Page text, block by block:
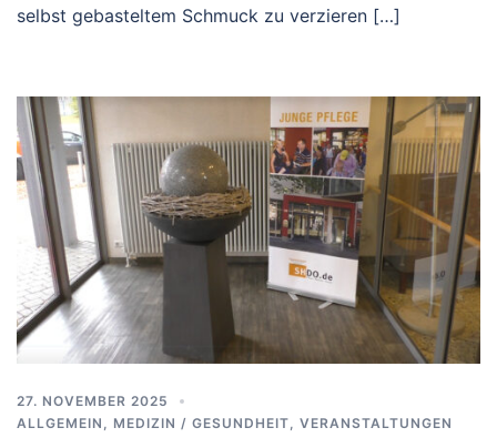
selbst gebasteltem Schmuck zu verzieren […]
27. NOVEMBER 2025
ALLGEMEIN
MEDIZIN / GESUNDHEIT VERANSTALTUNGEN